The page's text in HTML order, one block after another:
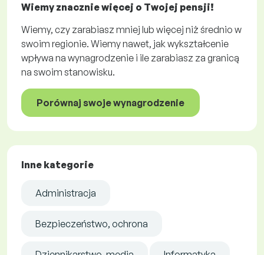
Wiemy znacznie więcej o Twojej pensji!
Wiemy, czy zarabiasz mniej lub więcej niż średnio w
swoim regionie. Wiemy nawet, jak wykształcenie
wpływa na wynagrodzenie i ile zarabiasz za granicą
na swoim stanowisku.
Porównaj swoje wynagrodzenie
Inne kategorie
Administracja
Bezpieczeństwo, ochrona